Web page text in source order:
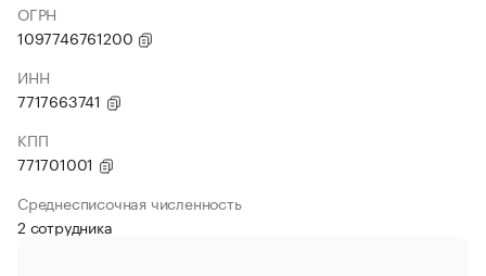
ОГРН
1097746761200
ИНН
7717663741
КПП
771701001
Среднесписочная численность
2 сотрудника